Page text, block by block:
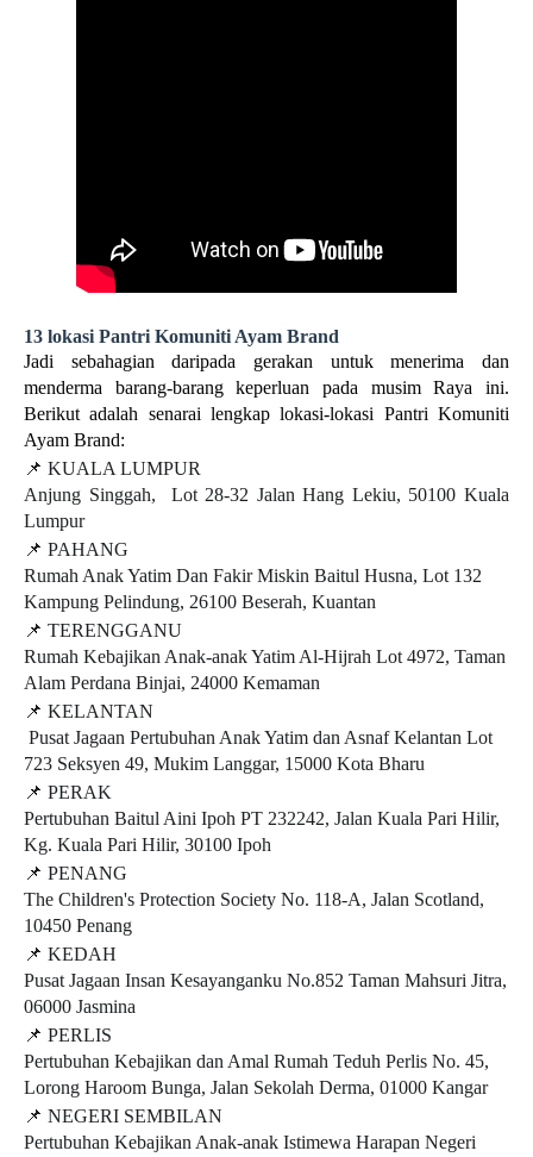
13 lokasi Pantri Komuniti Ayam Brand
Jadi sebahagian daripada gerakan untuk menerima dan
menderma barang-barang keperluan pada musim Raya ini.
Berikut adalah senarai lengkap lokasi-lokasi Pantri Komuniti
Ayam Brand:
📌 KUALA LUMPUR
Anjung Singgah, Lot 28-32 Jalan Hang Lekiu, 50100 Kuala
Lumpur
📌 PAHANG
Rumah Anak Yatim Dan Fakir Miskin Baitul Husna, Lot 132
Kampung Pelindung, 26100 Beserah, Kuantan
📌 TERENGGANU
Rumah Kebajikan Anak-anak Yatim Al-Hijrah Lot 4972, Taman
Alam Perdana Binjai, 24000 Kemaman
📌 KELANTAN
723 Seksyen 49, Mukim Langgar, 15000 Kota Bharu
📌 PERAK
Pertubuhan Baitul Aini Ipoh PT 232242, Jalan Kuala Pari Hilir,
Kg. Kuala Pari Hilir, 30100 Ipoh
📌 PENANG
The Children's Protection Society No. 118-A, Jalan Scotland,
10450 Penang
📌 KEDAH
Pusat Jagaan Insan Kesayanganku No.852 Taman Mahsuri Jitra,
06000 Jasmina
📌 PERLIS
Pertubuhan Kebajikan dan Amal Rumah Teduh Perlis No. 45,
Lorong Haroom Bunga, Jalan Sekolah Derma, 01000 Kangar
📌 NEGERI SEMBILAN
Pertubuhan Kebajikan Anak-anak Istimewa Harapan Negeri